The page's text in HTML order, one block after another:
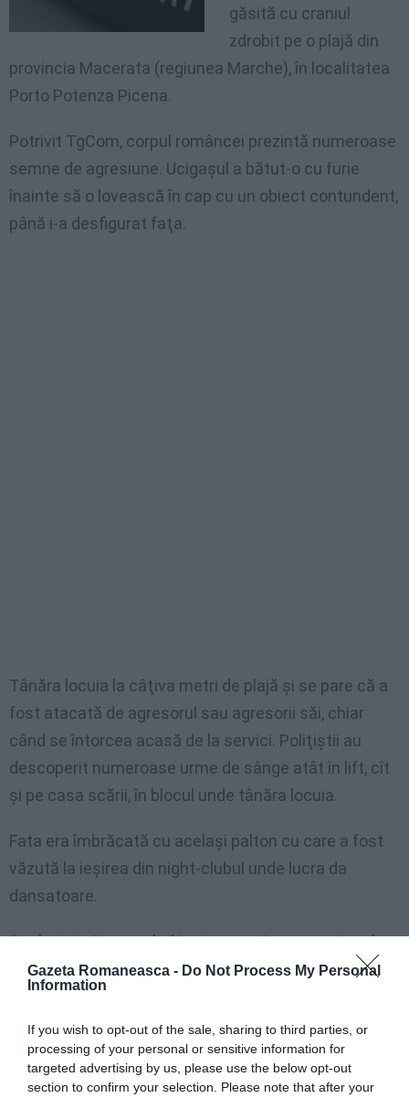
Gazeta Romaneasca - Do Not Process My Personal
Information
If you wish to opt-out of the sale, sharing to third parties, or
processing of your personal or sensitive information for
targeted advertising by us, please use the below opt-out
section to confirm your selection. Please note that after your
găsită cu craniul
zdrobit pe o plajă din
provincia Macerata (regiunea Marche), în localitatea
Porto Potenza Picena.
Potrivit TgCom, corpul româncei prezintă numeroase
semne de agresiune. Ucigaşul a bătut-o cu furie
înainte să o lovească în cap cu un obiect contundent,
până i-a desfigurat faţa.
Tânăra locuia la câţiva metri de plajă şi se pare că a
fost atacată de agresorul sau agresorii săi, chiar
când se întorcea acasă de la servici. Poliţiştii au
descoperit numeroase urme de sânge atât în lift, cît
şi pe casa scării, în blocul unde tânăra locuia.
Fata era îmbrăcată cu acelaşi palton cu care a fost
văzută la ieşirea din night-clubul unde lucra da
dansatoare.
Anchetatorii nu exclud ipoteza unui omor pasional,
dar nici pe cea a unui delict legat de mediul
prostituatelor din localitate.
Citeşte şi: